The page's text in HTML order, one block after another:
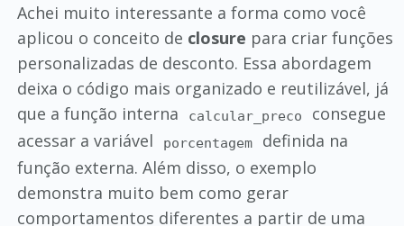
Achei muito interessante a forma como você
aplicou o conceito de closure para criar funções
personalizadas de desconto. Essa abordagem
deixa o código mais organizado e reutilizável, já
que a função interna
calcular_preco
consegue
acessar a variável
porcentagem
definida na
função externa. Além disso, o exemplo
demonstra muito bem como gerar
comportamentos diferentes a partir de uma